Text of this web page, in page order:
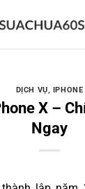
DỊCH VỤ, IPHONE
X –
Ngay